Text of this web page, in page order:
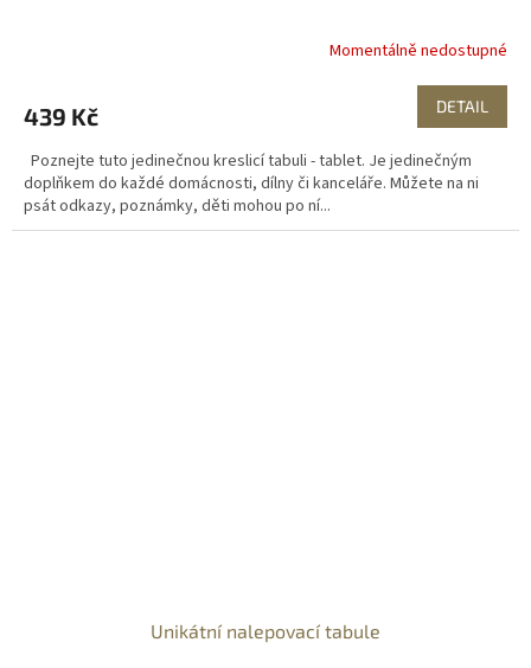
Momentálně nedostupné
439 Kč DETAIL
Poznejte tuto jedinečnou kreslicí tabuli - tablet. Je jedinečným
doplňkem do každé domácnosti, dílny či kanceláře. Můžete na ni
psát odkazy, poznámky, děti mohou po ní...
Unikátní nalepovací tabule